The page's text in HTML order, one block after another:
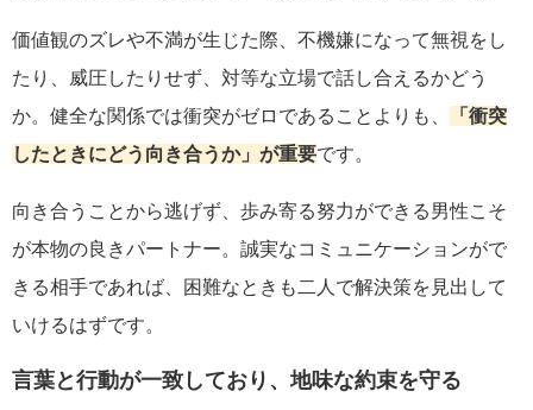
価値観のズレや不満が生じた際、不機嫌になって無視をし
たり、威圧したりせず、対等な立場で話し合えるかどう
か。健全な関係では衝突がゼロであることよりも、
「衝突
したときにどう向き合うか」が重要です。
向き合うことから逃げず、歩み寄る努力ができる男性こそ
が本物の良きパートナー。誠実なコミュニケーションがで
きる相手であれば、困難なときも二人で解決策を見出して
いけるはずです。
言葉と行動が一致しており、地味な約束を守る